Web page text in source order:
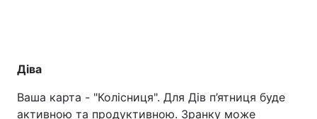
Діва
Ваша карта - "Колісниця". Для Дів п’ятниця буде
активною та продуктивною. Зранку може